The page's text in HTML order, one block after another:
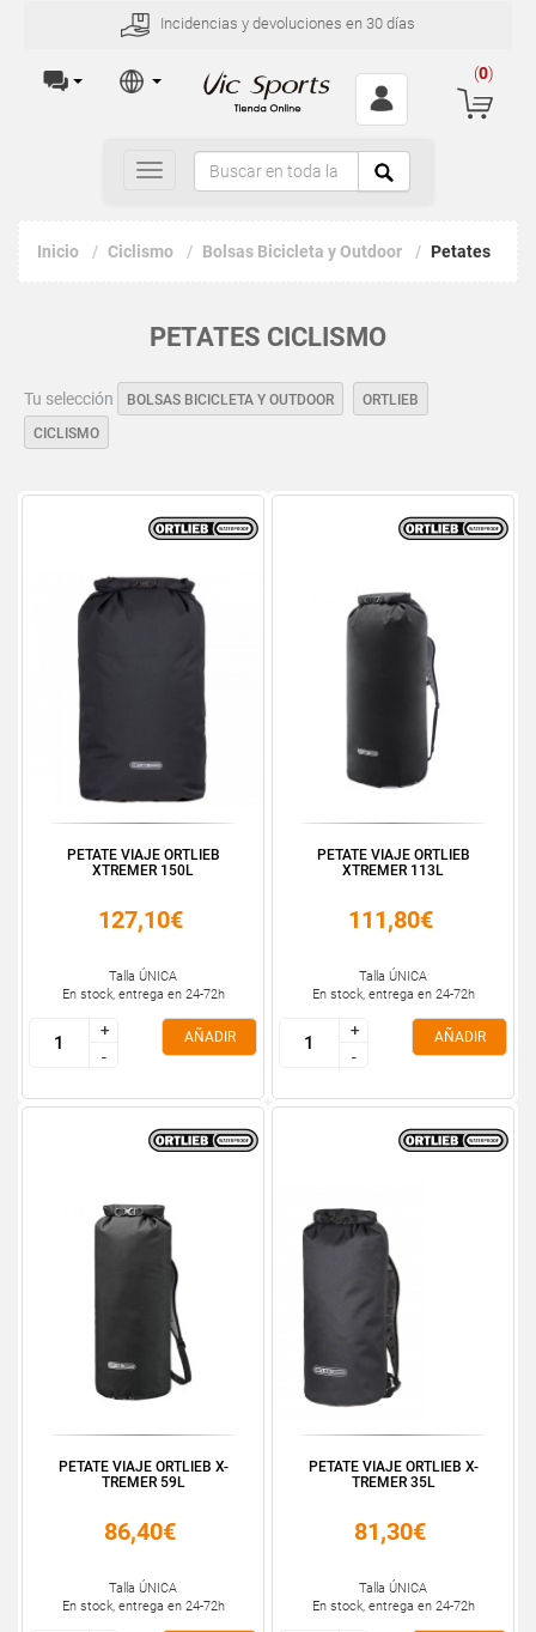
Incidencias y devoluciones en 30 días
(0)
Toggle
navigation
Inicio Ciclismo Bolsas Bicicleta y Outdoor Petates
PETATES CICLISMO
Tu selección BOLSAS BICICLETA Y OUTDOOR
ORTLIEB
CICLISMO
PETATE VIAJE ORTLIEB
XTREMER 150L
127,10€
Talla ÚNICA
En stock, entrega en 24-72h
+
-
+
-
AÑADIR
PETATE VIAJE ORTLIEB
XTREMER 113L
111,80€
Talla ÚNICA
En stock, entrega en 24-72h
+
-
+
-
AÑADIR
PETATE VIAJE ORTLIEB X-
TREMER 59L
86,40€
Talla ÚNICA
En stock, entrega en 24-72h
PETATE VIAJE ORTLIEB X-
TREMER 35L
81,30€
Talla ÚNICA
En stock, entrega en 24-72h